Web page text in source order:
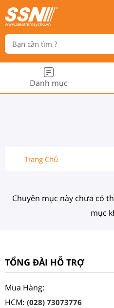
Danh mục
Trang Chủ
Chuyên mục này chưa có
mục
TỔNG ĐÀI HỖ TRỢ
Mua Hàng:
HCM: (028) 73073776